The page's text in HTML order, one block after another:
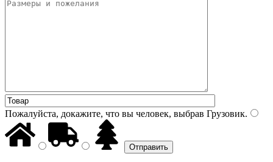
Пожалуйста, докажите, что вы человек, выбрав Грузовик.